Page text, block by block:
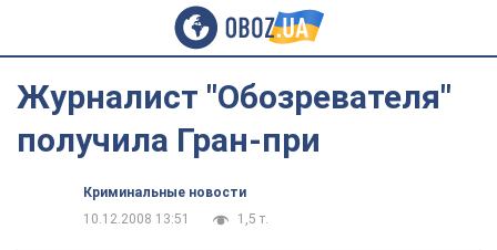
Журналист "Обозревателя"
получила Гран-при
Криминальные новости
10.12.2008 13:51
1,5 т.